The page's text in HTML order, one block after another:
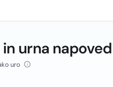
urna napoved
uro